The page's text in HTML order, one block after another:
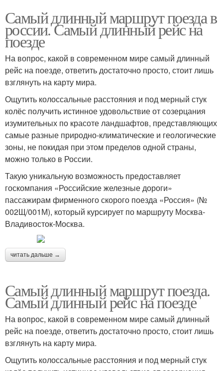
Самый длинный маршрут поезда в
россии. Самый длинный рейс на
поезде
На вопрос, какой в современном мире самый длинный
рейс на поезде, ответить достаточно просто, стоит лишь
взглянуть на карту мира.
Ощутить колоссальные расстояния и под мерный стук
колёс получить истинное удовольствие от созерцания
изумительных по красоте ландшафтов, представляющих
самые разные природно-климатические и геологические
зоны, не покидая при этом пределов одной страны,
можно только в России.
Такую уникальную возможность предоставляет
госкомпания «Российские железные дороги»
пассажирам фирменного скорого поезда «Россия» (№
002Щ/001М), который курсирует по маршруту Москва-
Владивосток-Москва.
читать дальше →
Самый длинный маршрут поезда.
Самый длинный рейс на поезде
На вопрос, какой в современном мире самый длинный
рейс на поезде, ответить достаточно просто, стоит лишь
взглянуть на карту мира.
Ощутить колоссальные расстояния и под мерный стук